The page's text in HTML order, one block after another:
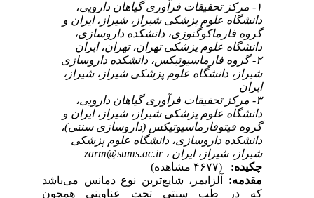
۱- مرکز تحقیقات فرآوری گیاهان دارویی،
دانشگاه علوم پزشکی شیراز، شیراز، ایران و
گروه فارماکوگنوزی، دانشکده داروسازی،
دانشگاه علوم پزشکی تهران، تهران، ایران
۲- گروه فارماسیوتیکس، دانشکده داروسازی
شیراز، دانشگاه علوم پزشکی شیراز، شیراز،
ایران
۳- مرکز تحقیقات فرآوری گیاهان دارویی،
دانشگاه علوم پزشکی شیراز، شیراز، ایران و
گروه فیتوفارماسیوتیکس (داروسازی سنتی)،
دانشکده داروسازی، دانشگاه علوم پزشکی
شیراز، شیراز، ایران ،zarm@sums.ac.ir
چکیده:
(۴۶۷۷ مشاهده)
مقدمه:آلزایمر، شایع‌ترین نوع دمانس می‌باشد
که در طب سنتی تحت عناوینی همچون